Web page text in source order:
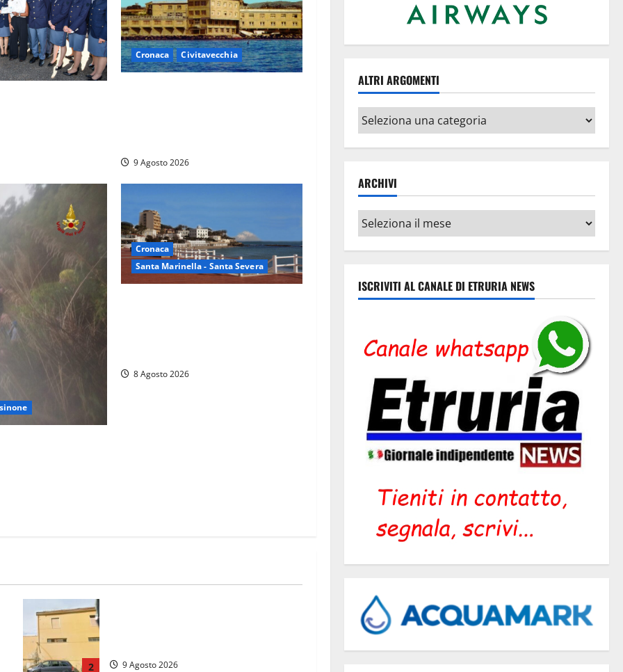
Cronaca Civitavecchia
9 Agosto 2026
Cronaca
Santa Marinella - Santa Severa
8 Agosto 2026
2 9 Agosto 2026
ALTRI ARGOMENTI
Altri
argomenti
ARCHIVI
Archivi
ISCRIVITI AL CANALE DI ETRURIA NEWS